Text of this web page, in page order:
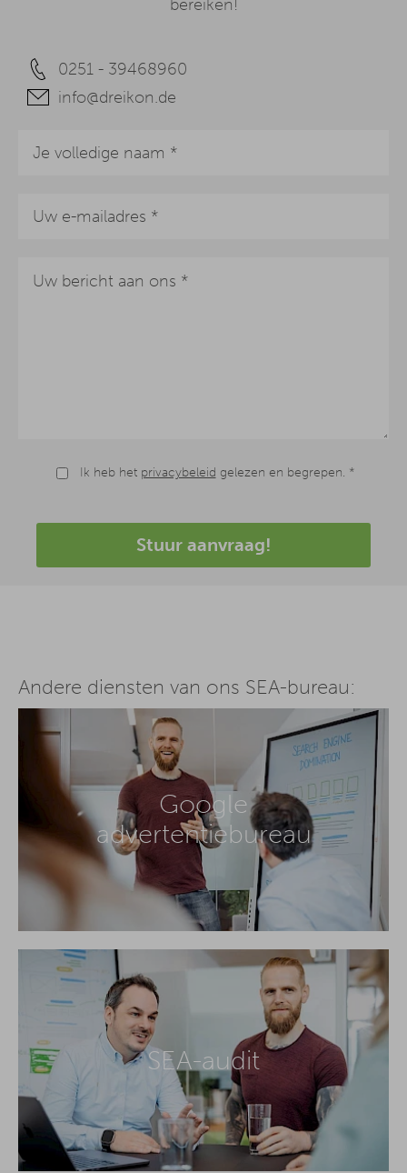
bereiken!
0251 - 39468960
info@dreikon.de
Ik heb het privacybeleid gelezen en begrepen. *
Stuur aanvraag!
Andere diensten van ons SEA-bureau:
Google
advertentiebureau
SEA-audit